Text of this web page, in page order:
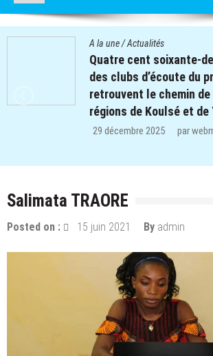
A la une/Actualités
Quatre cent soixante-
des clubs d’écoute du
retrouvent le chemin de
régions de Koulsé et de
29 décembre 2025 par
Salimata TRAORE
Posted on : 15 juin 2021 By admin